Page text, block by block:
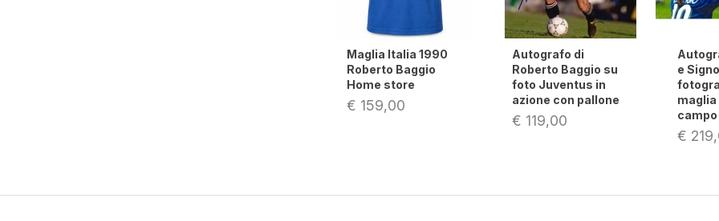
Autografo di
Roberto Baggio su
foto Juventus in
azione con pallone
Autografo di Baggio
e Signori su
fotografia con
maglia Italia in
campo
€